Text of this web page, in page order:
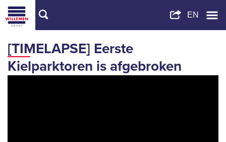
[TIMELAPSE] Eerste
Kielparktoren is afgebroken